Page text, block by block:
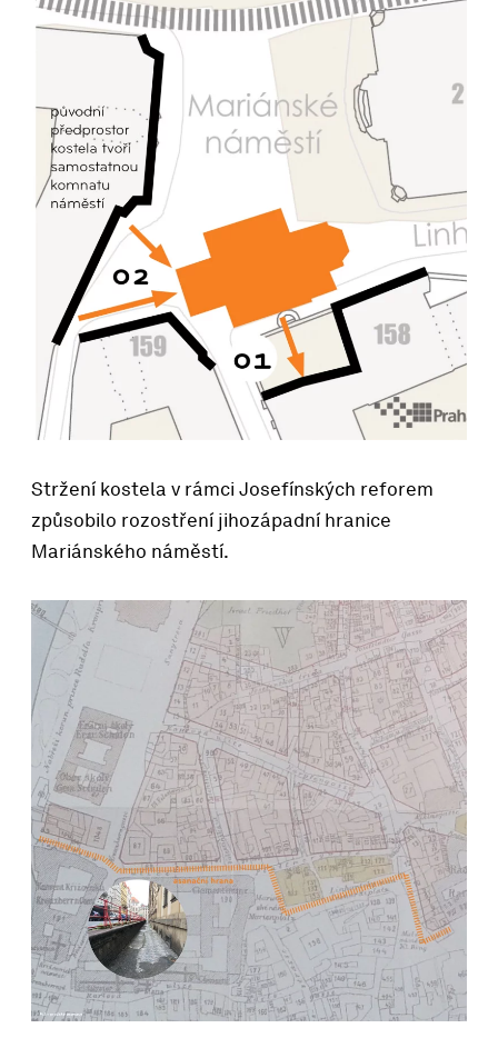
Stržení kostela v rámci Josefínských reforem
způsobilo rozostření jihozápadní hranice
Mariánského náměstí.